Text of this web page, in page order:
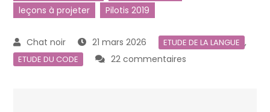
leçons à projeter
Pilotis 2019
21 mars 2026 ETUDE DE LA LANGUE ,
ETUDE DU CODE 22 commentaires